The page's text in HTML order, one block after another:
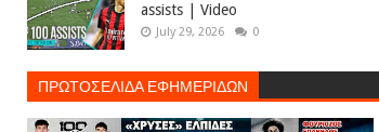
assists | Video
July 29, 2026 0
ΠΡΩΤΟΣΕΛΙΔΑ ΕΦΗΜΕΡΙΔΩΝ